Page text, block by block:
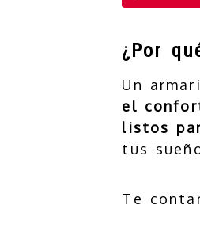
¿Por
Un
el
listos
tus
Te